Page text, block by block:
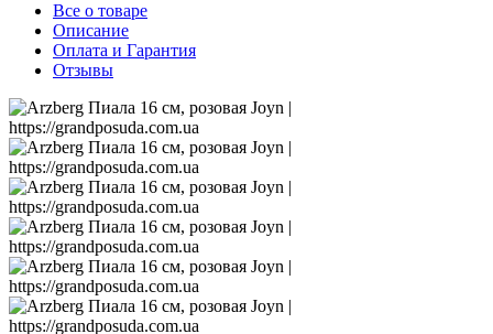
Все о товаре
Описание
Оплата и Гарантия
Отзывы